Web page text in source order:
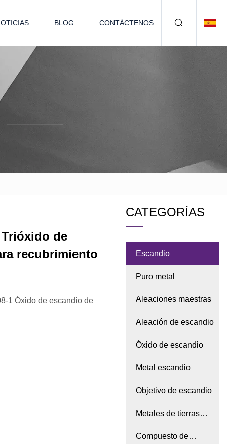
BLOG CONTÁCTENOS
Trióxido de
recubrimiento
1 Óxido de escandio de
CATEGORÍAS
Escandio
Puro metal
Aleaciones maestras
Aleación de escandio
Óxido de escandio
Metal escandio
Objetivo de escandio
Metales de tierras
raras
Compuesto de